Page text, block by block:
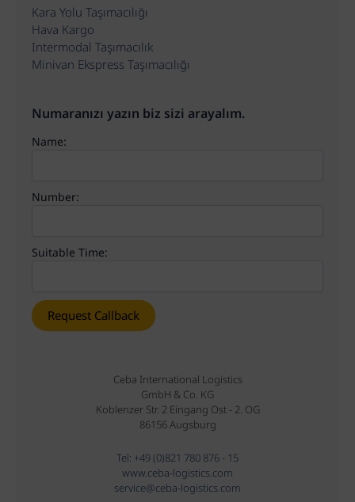
Kara Yolu Taşımacılığı
Hava Kargo
Intermodal Taşımacılık
Minivan Ekspress Taşımacılığı
Numaranızı yazın biz sizi arayalım.
Name:
Number:
Suitable Time:
Ceba International Logistics
GmbH & Co. KG
Koblenzer Str. 2 Eingang Ost - 2. OG
86156 Augsburg
Tel: +49 (0)821 780 876 - 15
www.ceba-logistics.com
service@ceba-logistics.com